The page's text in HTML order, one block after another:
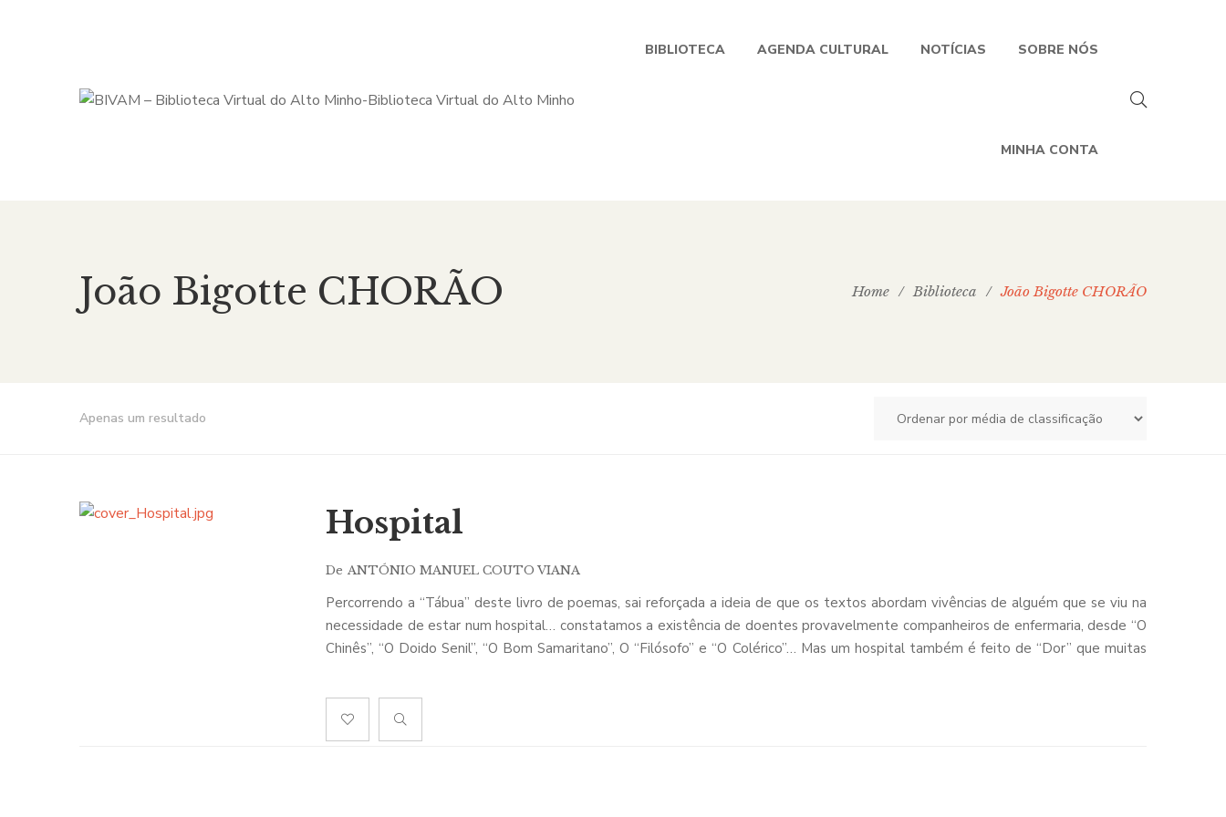
BIBLIOTECA AGENDA CULTURAL NOTÍCIAS SOBRE NÓS
MINHA CONTA
João Bigotte CHORÃO Home / Biblioteca / João Bigotte CHORÃO
Apenas um resultado
Hospital
De ANTÓNIO MANUEL COUTO VIANA
Percorrendo a “Tábua” deste livro de poemas, sai reforçada a ideia de que os textos abordam vivências de alguém que se viu na
necessidade de estar num hospital… constatamos a existência de doentes provavelmente companheiros de enfermaria, desde “O
Chinês”, “O Doido Senil”, “O Bom Samaritano”, O “Filósofo” e “O Colérico”… Mas um hospital também é feito de “Dor” que muitas
Também encontramos poemas com os títulos “corpo clínico”, “Pessoal de Enfermagem e “Pessoal Auxiliar”.
“O Juízo Final” é o último poema em que é marcante uma postura crítica em tom de apelo ao Ministro de Saúde, responsável
máximo pelo barracão degradado que “tem o chão aos buracos” e onde o poeta jaz internado.